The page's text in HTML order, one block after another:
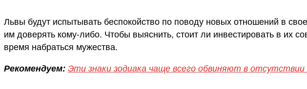
Львы будут испытывать беспокойство по поводу новых отношений в
им доверять кому-либо. Чтобы выяснить, стоит ли инвестировать в их
время набраться мужества.
Рекомендуем: Эти знаки зодиака чаще всего обвиняют в